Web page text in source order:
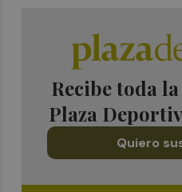
Recibe toda
Plaza
Quiero